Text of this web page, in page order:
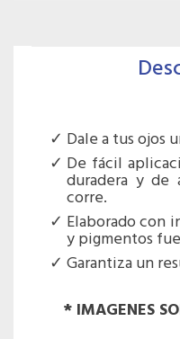
Dale a tus ojos
De fácil
duradera y de
corre.
Elaborado con
y pigmentos
Garantiza un
* IMAGENES